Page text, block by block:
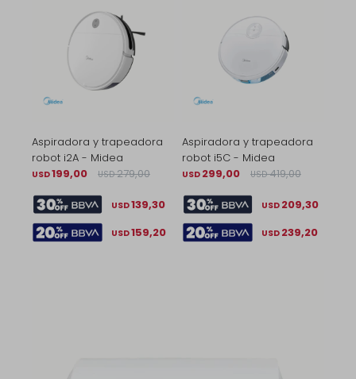
Aspiradora y trapeadora
robot i2A - Midea
USD199,00 USD 279,00
USD139,30
USD159,20
Aspiradora y trapeadora
robot i5C - Midea
USD 299,00 USD 419,00
USD 209,30
USD 239,20